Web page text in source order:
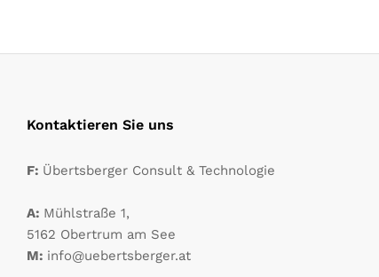
Kontaktieren Sie uns
F: Übertsberger Consult & Technologie
A: Mühlstraße 1,
5162 Obertrum am See
M: info@uebertsberger.at